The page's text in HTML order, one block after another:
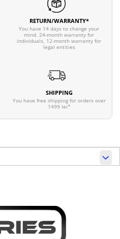
RETURN/WARRANTY*
You have 14 days to change your
mind. 24-month warranty for
individuals, 12-month warranty for
legal entities
SHIPPING
You have free shipping for orders over
1499 lei*